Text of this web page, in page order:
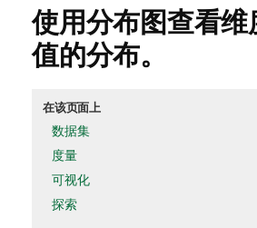
使用分布图查看维
值的分布。
在该页面上
数据集
度量
可视化
探索